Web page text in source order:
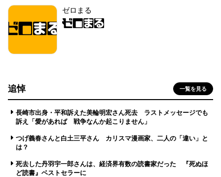
ゼロまる
追悼 一覧を見る
長崎市出身・平和訴えた美輪明宏さん死去 ラストメッセージでも
訴え「愛があれば 戦争なんか起こりません」
つげ義春さんと白土三平さん カリスマ漫画家、二人の「違い」と
は？
死去した丹羽宇一郎さんは、経済界有数の読書家だった 『死ぬほ
ど読書』ベストセラーに